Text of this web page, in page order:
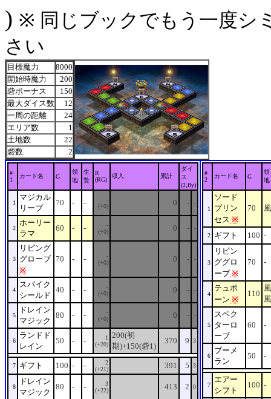
) ※ 同じブックでもう一度シ
さい
目標魔力
8000
開始時魔力
200
砦ボーナス
150
最大ダイス数
12
一周の距離
24
エリア数
1
土地数
22
砦数
2
#
1
カード名 G
領
地
生
贄
R
(RG)
収入 累計
ダイ
ス
(2,fly)
1
マジカル
リープ
70 - -
-
(+0)
0 - -
2
ホーリー
ラマ
60 - -
-
(+0)
0 - -
3
リビング
グローブ
※
70 - -
-
(+0)
0 - -
4
スパイク
シールド
40 - -
-
(+0)
0 - -
5
ドレイン
マジック
80 - -
-
(+0)
0 - -
6
ランドド
レイン
50 - -
1
(+20)
200(初
期)+150(砦1)
370 9 3
7 ギフト 100 - -
2
(+21)
391 5 3
8
ドレイン
マジック
80 - -
3
(+22)
413 2 0
#
2
カード名 G
領
地
1
ソード
プリン
セス ※
70 風
2 ギフト 100 -
3
リビン
ググロ
ーブ ※
70 -
4
テュポ
ーン ※
110
風
風
5
スペク
ターロ
ーブ
60 -
6
ブーメ
ラン
50 -
7
エアー
シフト
100 -